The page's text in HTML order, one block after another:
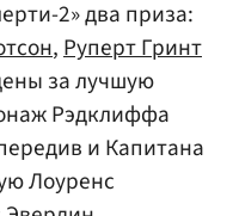
2» два приза:
,Руперт Гринт
за лучшую
Рэдклиффа
и Капитана
Лоуренс